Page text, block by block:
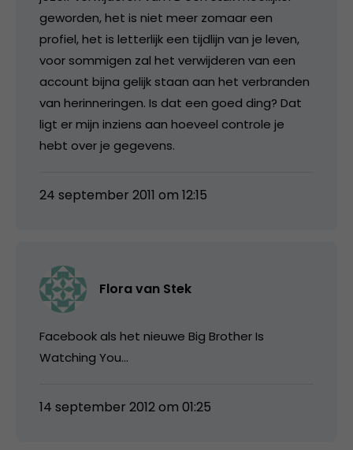
geworden, het is niet meer zomaar een
profiel, het is letterlijk een tijdlijn van je leven,
voor sommigen zal het verwijderen van een
account bijna gelijk staan aan het verbranden
van herinneringen. Is dat een goed ding? Dat
ligt er mijn inziens aan hoeveel controle je
hebt over je gegevens.
24 september 2011 om 12:15
Flora van Stek
Facebook als het nieuwe Big Brother Is
Watching You…
14 september 2012 om 01:25